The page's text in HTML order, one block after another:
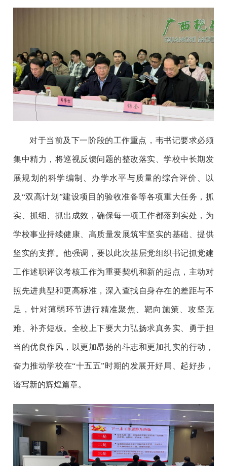
对于当前及下一阶段的工作重点，韦书记要求必须
集中精力，将巡视反馈问题的整改落实、学校中长期发
展规划的科学编制、办学水平与质量的综合评价、以
及“双高计划”建设项目的验收准备等各项重大任务，抓
实、抓细、抓出成效，确保每一项工作都落到实处，为
学校事业持续健康、高质量发展筑牢坚实的基础、提供
坚实的支撑。他强调，要以此次基层党组织书记抓党建
工作述职评议考核工作为重要契机和新的起点，主动对
照先进典型和更高标准，深入查找自身存在的差距与不
足，针对薄弱环节进行精准聚焦、靶向施策、攻坚克
难、补齐短板。全校上下要大力弘扬求真务实、勇于担
当的优良作风，以更加昂扬的斗志和更加扎实的行动，
奋力推动学校在“十五五”时期的发展开好局、起好步，
谱写新的辉煌篇章。